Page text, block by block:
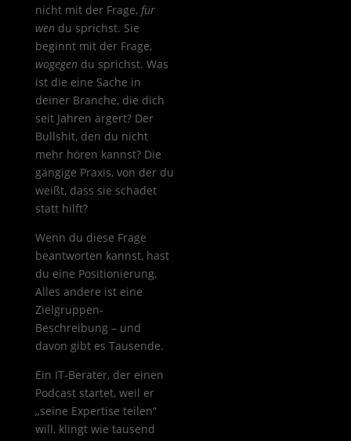
nicht mit der Frage, für
wen du sprichst. Sie
beginnt mit der Frage,
wogegen du sprichst. Was
ist die eine Sache in
deiner Branche, die dich
seit Jahren ärgert? Der
Bullshit, den du nicht
mehr hören kannst? Die
gängige Praxis, von der du
weißt, dass sie schadet
statt hilft?
Wenn du diese Frage
beantworten kannst, hast
du eine Positionierung.
Alles andere ist eine
Zielgruppen-
Beschreibung – und
davon gibt es Tausende.
Ein IT-Berater, der einen
Podcast startet, weil er
„seine Expertise teilen“
will, klingt wie tausend